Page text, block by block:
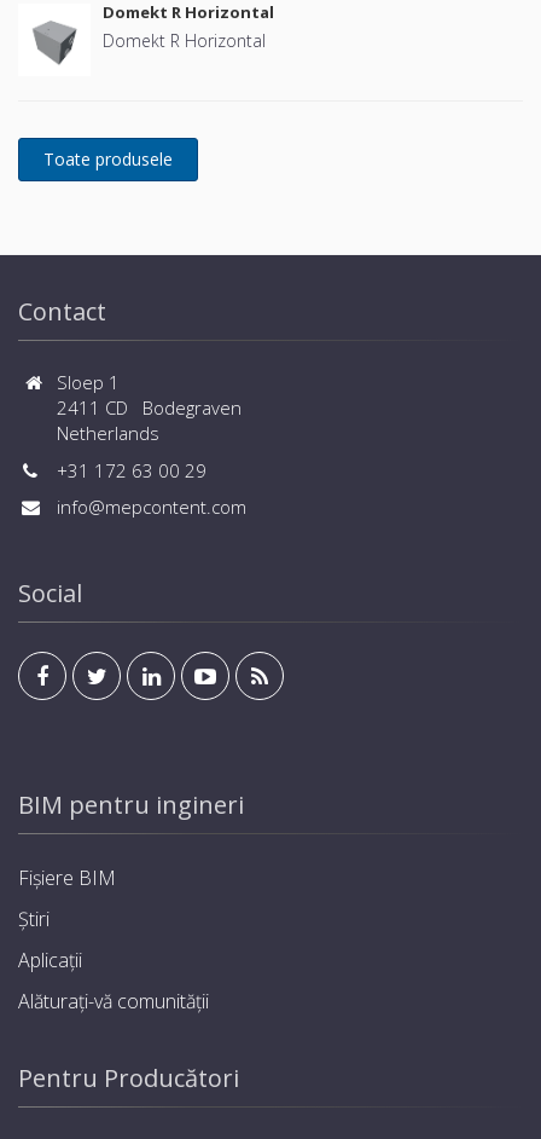
Domekt R Horizontal
Domekt R Horizontal
Contact
Sloep 1
2411 CD Bodegraven
Netherlands
+31 172 63 00 29
info@mepcontent.com
Social
BIM pentru ingineri
Fișiere BIM
Știri
Aplicații
Alăturați-vă comunității
Pentru Producători